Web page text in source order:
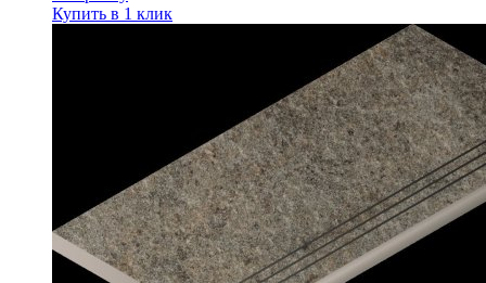
Купить в 1 клик